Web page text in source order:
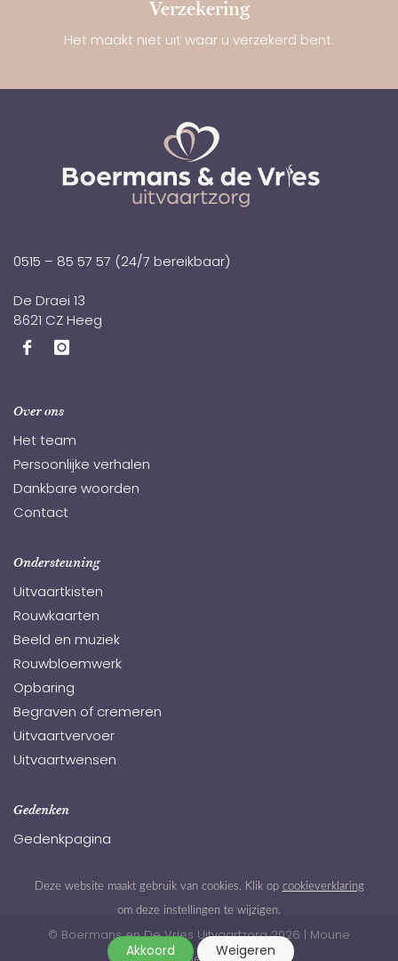
Deze website maakt gebruik van cookies. Klik op cookieverklaring
om deze instellingen te wijzigen.
Verzekering
Het maakt niet uit waar u verzekerd bent.
0515 – 85 57 57 (24/7 bereikbaar)
De Draei 13
8621 CZ Heeg
Over ons
Het team
Persoonlijke verhalen
Dankbare woorden
Contact
Ondersteuning
Uitvaartkisten
Rouwkaarten
Beeld en muziek
Rouwbloemwerk
Opbaring
Begraven of cremeren
Uitvaartvervoer
Uitvaartwensen
Gedenken
Gedenkpagina
© Boermans en De Vries Uitvaartzorg 2026 Moune